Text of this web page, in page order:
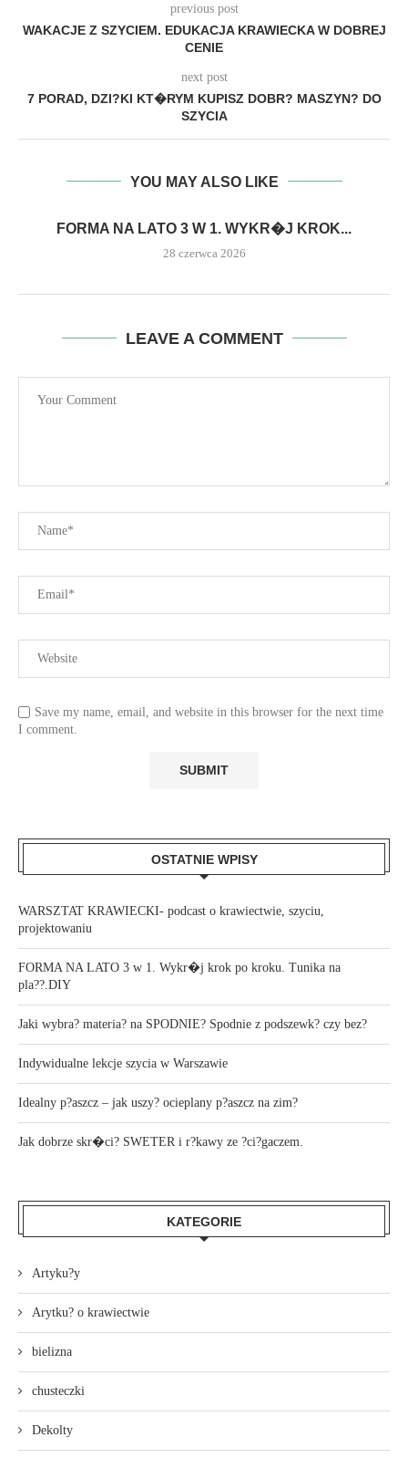
previous post
WAKACJE Z SZYCIEM. EDUKACJA KRAWIECKA W DOBREJ
CENIE
next post
7 PORAD, DZI?KI KT�RYM KUPISZ DOBR? MASZYN? DO
SZYCIA
YOU MAY ALSO LIKE
FORMA NA LATO 3 W 1. WYKR�J KROK...
28 czerwca 2026
LEAVE A COMMENT
Save my name, email, and website in this browser for the next time
I comment.
OSTATNIE WPISY
WARSZTAT KRAWIECKI- podcast o krawiectwie, szyciu,
projektowaniu
FORMA NA LATO 3 w 1. Wykr�j krok po kroku. Tunika na
pla??.DIY
Jaki wybra? materia? na SPODNIE? Spodnie z podszewk? czy bez?
Indywidualne lekcje szycia w Warszawie
Idealny p?aszcz – jak uszy? ocieplany p?aszcz na zim?
Jak dobrze skr�ci? SWETER i r?kawy ze ?ci?gaczem.
KATEGORIE
Artyku?y
Arytku? o krawiectwie
bielizna
chusteczki
Dekolty